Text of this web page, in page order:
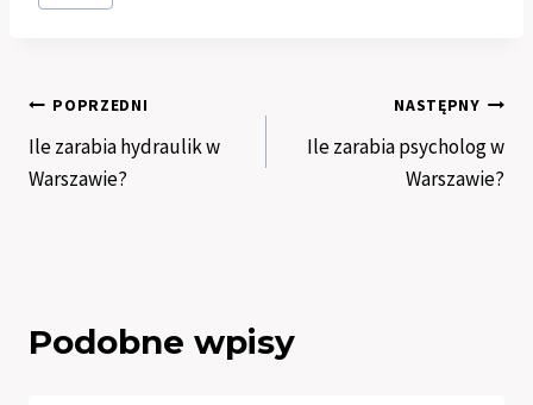
wpisu:
Nawigacja
wpisu
POPRZEDNI
Ile zarabia hydraulik w
Warszawie?
NASTĘPNY
Ile zarabia psycholog w
Warszawie?
Podobne wpisy